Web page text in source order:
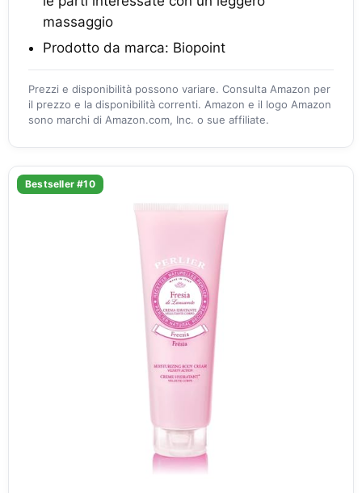
massaggio
Prodotto da marca: Biopoint
Prezzi e disponibilità possono variare. Consulta Amazon per
il prezzo e la disponibilità correnti. Amazon e il logo Amazon
sono marchi di Amazon.com, Inc. o sue affiliate.
Bestseller #10